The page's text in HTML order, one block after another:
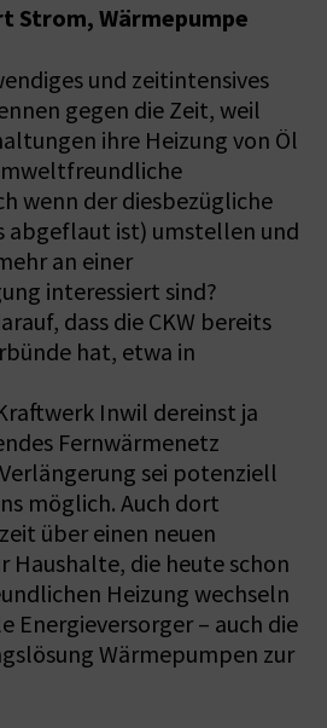
Strom, Wärmepumpe
und zeitintensives
gegen die Zeit, weil
ihre Heizung von Öl
wenn der diesbezügliche
abgeflaut ist) umstellen und
an einer
interessiert sind?
dass die CKW bereits
hat, etwa in
Inwil dereinst ja
Fernwärmenetz
sei potenziell
möglich. Auch dort
über einen neuen
Haushalte, die heute schon
Heizung wechseln
Energieversorger – auch die
Wärmepumpen zur